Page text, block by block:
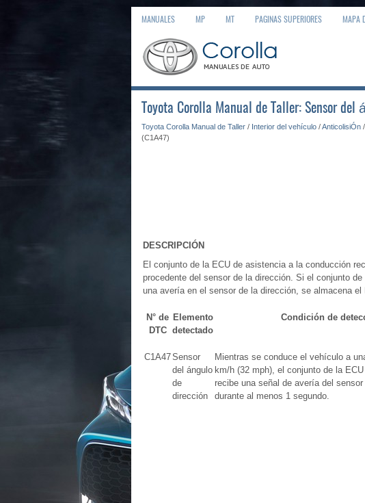
MANUALES MP MT PAGINAS SUPERIORES MAPA
Toyota Corolla Manual de Taller: Sensor
Toyota Corolla Manual de Taller / Interior del vehículo /AnticolisiÓn /
(C1A47)
DESCRIPCIÓN
El conjunto de la ECU de asistencia a la conducción
procedente del sensor de la dirección. Si el conjunto
una avería en el sensor de la dirección, se almacena el
N° de
DTC
Elemento
detectado
Condición de
C1A47Sensor
del ángulo
de
dirección
Mientras se conduce el vehículo a
km/h (32 mph), el conjunto de la
recibe una señal de avería del
durante al menos 1 segundo.